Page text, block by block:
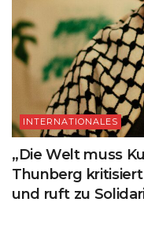
INTERNATIONALES
„Die Welt muss
Thunberg
und ruft zu